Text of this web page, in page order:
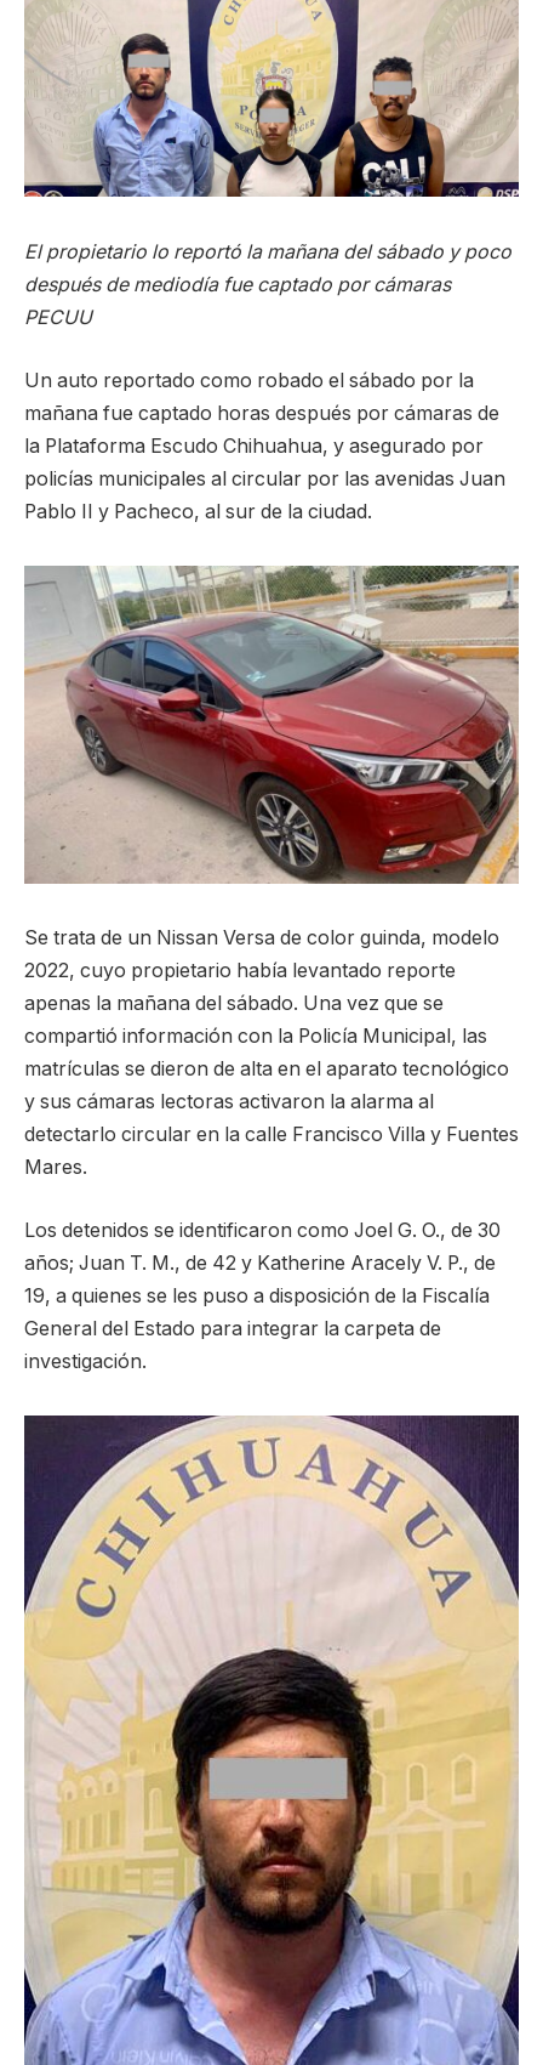
El propietario lo reportó la mañana del sábado y poco
después de mediodía fue captado por cámaras
PECUU
Un auto reportado como robado el sábado por la
mañana fue captado horas después por cámaras de
la Plataforma Escudo Chihuahua, y asegurado por
policías municipales al circular por las avenidas Juan
Pablo II y Pacheco, al sur de la ciudad.
Se trata de un Nissan Versa de color guinda, modelo
2022, cuyo propietario había levantado reporte
apenas la mañana del sábado. Una vez que se
compartió información con la Policía Municipal, las
matrículas se dieron de alta en el aparato tecnológico
y sus cámaras lectoras activaron la alarma al
detectarlo circular en la calle Francisco Villa y Fuentes
Mares.
Los detenidos se identificaron como Joel G. O., de 30
años; Juan T. M., de 42 y Katherine Aracely V. P., de
19, a quienes se les puso a disposición de la Fiscalía
General del Estado para integrar la carpeta de
investigación.